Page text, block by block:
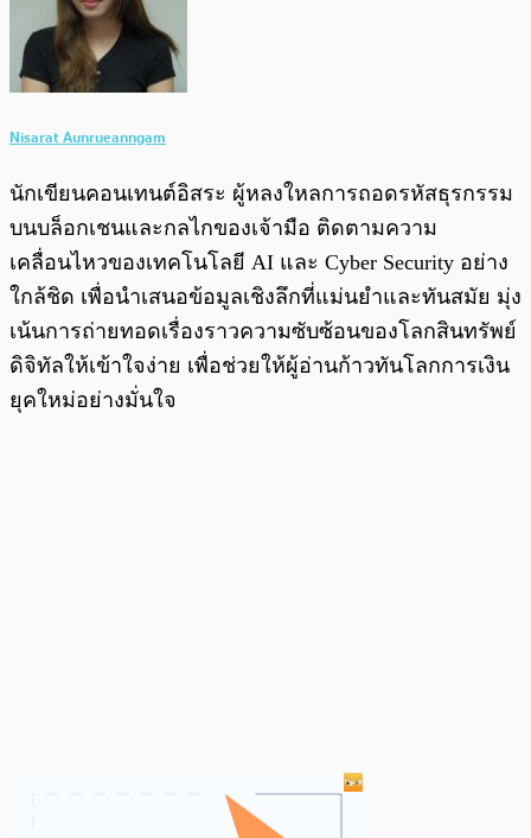
Nisarat Aunrueanngam
นักเขียนคอนเทนต์อิสระ ผู้หลงใหลการถอดรหัสธุรกรรม
บนบล็อกเชนและกลไกของเจ้ามือ ติดตามความ
เคลื่อนไหวของเทคโนโลยี AI และ Cyber Security อย่าง
ใกล้ชิด เพื่อนำเสนอข้อมูลเชิงลึกที่แม่นยำและทันสมัย มุ่ง
เน้นการถ่ายทอดเรื่องราวความซับซ้อนของโลกสินทรัพย์
ดิจิทัลให้เข้าใจง่าย เพื่อช่วยให้ผู้อ่านก้าวทันโลกการเงิน
ยุคใหม่อย่างมั่นใจ